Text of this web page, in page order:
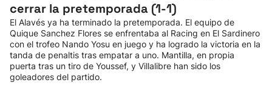
cerrar la pretemporada (1-1)
El Alavés ya ha terminado la pretemporada. El equipo de
Quique Sanchez Flores se enfrentaba al Racing en El Sardinero
con el trofeo Nando Yosu en juego y ha logrado la victoria en la
tanda de penaltis tras empatar a uno. Mantilla, en propia
puerta tras un tiro de Youssef, y Villalibre han sido los
goleadores del partido.